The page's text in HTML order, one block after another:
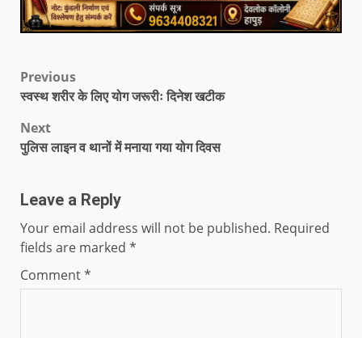
Previous
स्वस्थ शरीर के लिए योग जरूरीः दिनेश खटीक
Next
पुलिस लाइन व थानों में मनाया गया योग दिवस
Leave a Reply
Your email address will not be published. Required
fields are marked *
Comment*